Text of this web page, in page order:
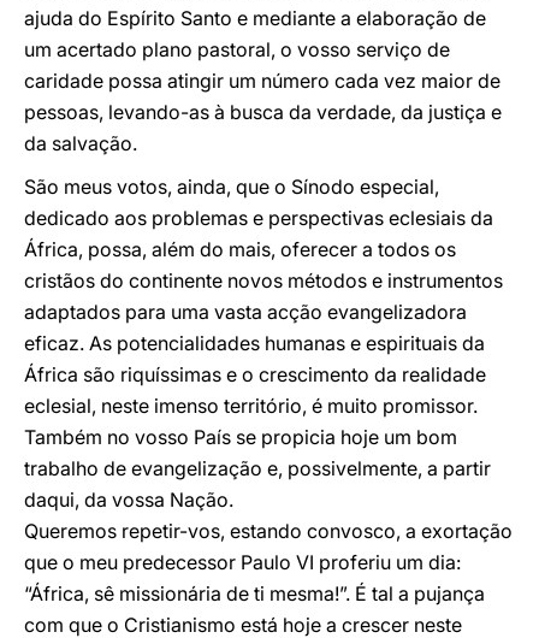
ajuda do Espírito Santo e mediante a elaboração de
um acertado plano pastoral, o vosso serviço de
caridade possa atingir um número cada vez maior de
pessoas, levando-as à busca da verdade, da justiça e
da salvação.
São meus votos, ainda, que o Sínodo especial,
dedicado aos problemas e perspectivas eclesiais da
África, possa, além do mais, oferecer a todos os
cristãos do continente novos métodos e instrumentos
adaptados para uma vasta acção evangelizadora
eficaz. As potencialidades humanas e espirituais da
África são riquíssimas e o crescimento da realidade
eclesial, neste imenso território, é muito promissor.
Também no vosso País se propicia hoje um bom
trabalho de evangelização e, possivelmente, a partir
daqui, da vossa Nação.
Queremos repetir-vos, estando convosco, a exortação
que o meu predecessor Paulo VI proferiu um dia:
“África, sê missionária de ti mesma!”. É tal a pujança
com que o Cristianismo está hoje a crescer neste